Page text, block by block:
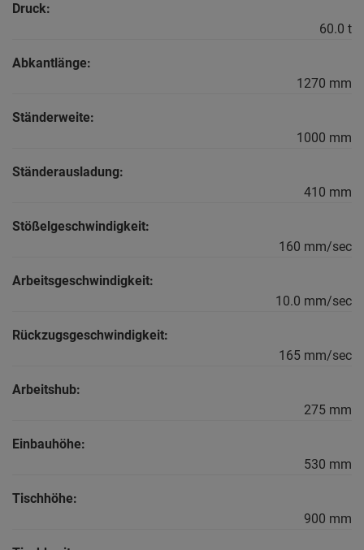
Druck:
60.0 t
Abkantlänge:
1270 mm
Ständerweite:
1000 mm
Ständerausladung:
410 mm
Stößelgeschwindigkeit:
160 mm/sec
Arbeitsgeschwindigkeit:
10.0 mm/sec
Rückzugsgeschwindigkeit:
165 mm/sec
Arbeitshub:
275 mm
Einbauhöhe:
530 mm
Tischhöhe:
900 mm